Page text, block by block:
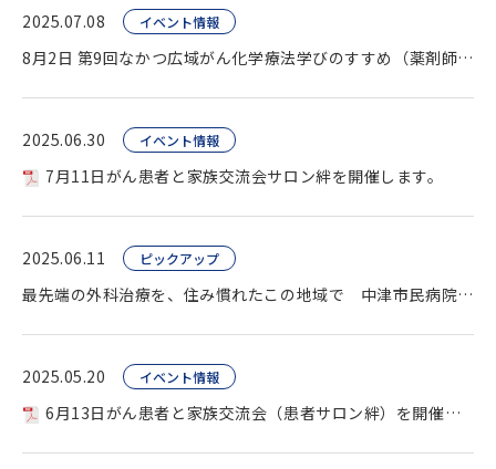
2025.07.08 イベント情報
8月2日 第9回なかつ広域がん化学療法学びのすすめ（薬剤師向け研修会）開催します。
2025.06.30 イベント情報
7月11日がん患者と家族交流会サロン絆を開催します。
2025.06.11 ピックアップ
最先端の外科治療を、住み慣れたこの地域で 中津市民病院 高度先進手術センター
2025.05.20 イベント情報
6月13日がん患者と家族交流会（患者サロン絆）を開催します。